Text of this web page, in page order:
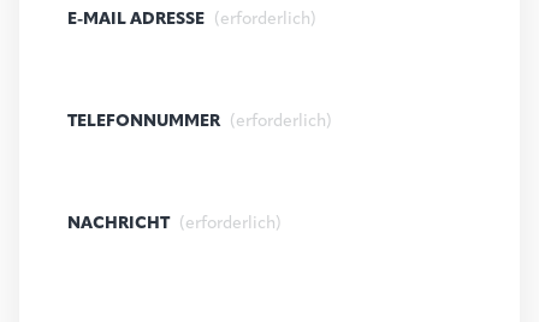
E-MAIL ADRESSE (erforderlich)
TELEFONNUMMER (erforderlich)
NACHRICHT (erforderlich)